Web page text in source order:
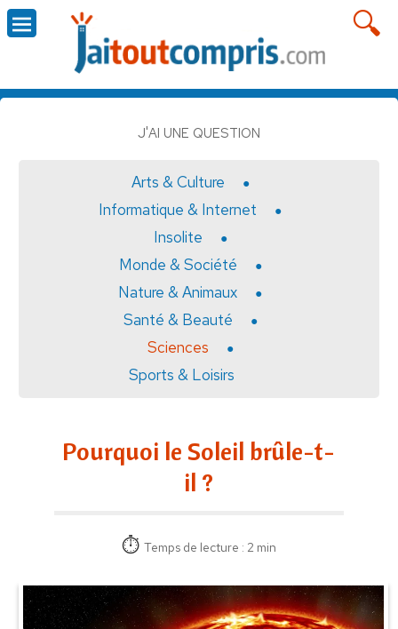
J'AI UNE QUESTION
Arts & Culture
Informatique & Internet
Insolite
Monde & Société
Nature & Animaux
Santé & Beauté
Sciences
Sports & Loisirs
Pourquoi le Soleil brûle-t-
il ?
Temps de lecture : 2 min